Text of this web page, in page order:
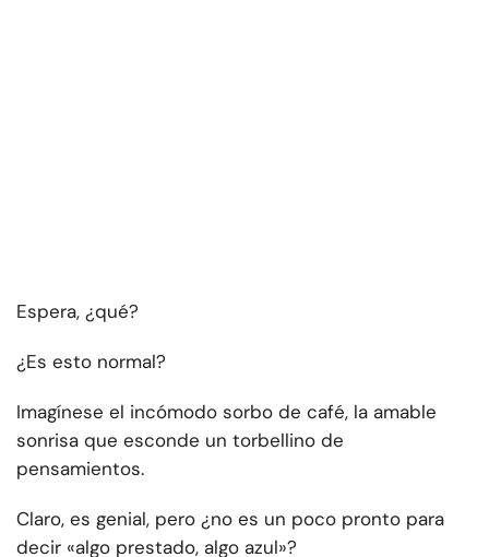
Espera, ¿qué?
¿Es esto normal?
Imagínese el incómodo sorbo de café, la amable
sonrisa que esconde un torbellino de
pensamientos.
Claro, es genial, pero ¿no es un poco pronto para
decir «algo prestado, algo azul»?